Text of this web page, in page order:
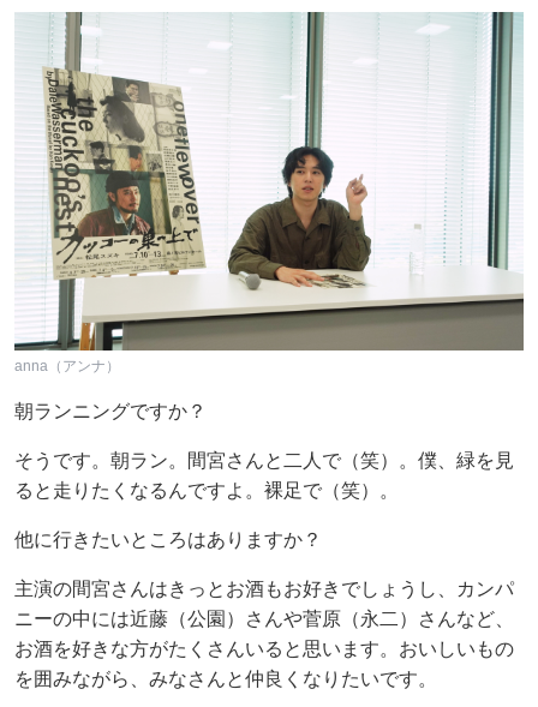
anna（アンナ）
朝ランニングですか？
そうです。朝ラン。間宮さんと二人で（笑）。僕、緑を見
ると走りたくなるんですよ。裸足で（笑）。
他に行きたいところはありますか？
主演の間宮さんはきっとお酒もお好きでしょうし、カンパ
ニーの中には近藤（公園）さんや菅原（永二）さんなど、
お酒を好きな方がたくさんいると思います。おいしいもの
を囲みながら、みなさんと仲良くなりたいです。